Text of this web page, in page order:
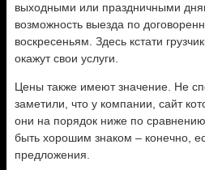
выходными или праздничными
возможность выезда по
воскресеньям. Здесь кстати
окажут свои услуги.
Цены также имеют значение. Не
заметили, что у компании, сайт
они на порядок ниже по
быть хорошим знаком – конечно,
предложения.